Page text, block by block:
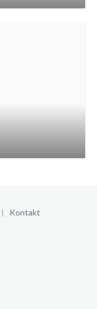
| Kontakt